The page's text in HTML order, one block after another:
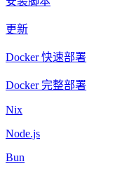
更新
Docker 快速部署
Docker 完整部署
Nix
Node.js
Bun